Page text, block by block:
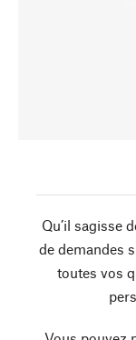
Qu’il sagisse
de demandes
toutes vos